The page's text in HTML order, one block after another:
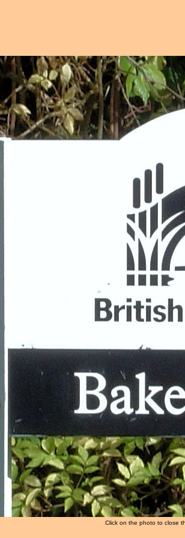
Click on the photo to close